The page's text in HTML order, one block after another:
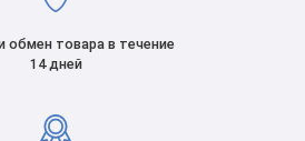
обмен товара в течение
14 дней